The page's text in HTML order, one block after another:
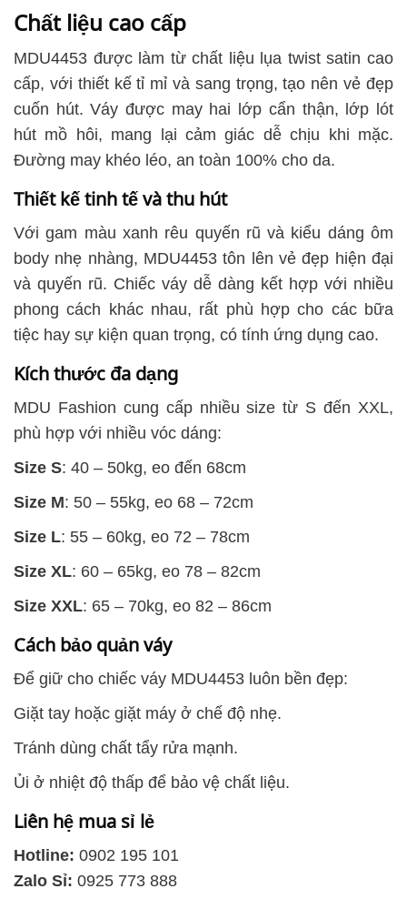
Chất liệu cao cấp
MDU4453 được làm từ chất liệu lụa twist satin cao
cấp, với thiết kế tỉ mỉ và sang trọng, tạo nên vẻ đẹp
cuốn hút. Váy được may hai lớp cẩn thận, lớp lót
hút mồ hôi, mang lại cảm giác dễ chịu khi mặc.
Đường may khéo léo, an toàn 100% cho da.
Thiết kế tinh tế và thu hút
Với gam màu xanh rêu quyến rũ và kiểu dáng ôm
body nhẹ nhàng, MDU4453 tôn lên vẻ đẹp hiện đại
và quyến rũ. Chiếc váy dễ dàng kết hợp với nhiều
phong cách khác nhau, rất phù hợp cho các bữa
tiệc hay sự kiện quan trọng, có tính ứng dụng cao.
Kích thước đa dạng
MDU Fashion cung cấp nhiều size từ S đến XXL,
phù hợp với nhiều vóc dáng:
Size S: 40 – 50kg, eo đến 68cm
Size M: 50 – 55kg, eo 68 – 72cm
Size L: 55 – 60kg, eo 72 – 78cm
Size XL: 60 – 65kg, eo 78 – 82cm
Size XXL: 65 – 70kg, eo 82 – 86cm
Cách bảo quản váy
Để giữ cho chiếc váy MDU4453 luôn bền đẹp:
Giặt tay hoặc giặt máy ở chế độ nhẹ.
Tránh dùng chất tẩy rửa mạnh.
Ủi ở nhiệt độ thấp để bảo vệ chất liệu.
Liên hệ mua sỉ lẻ
Hotline: 0902 195 101
Zalo Sỉ: 0925 773 888